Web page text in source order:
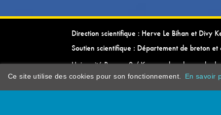
Direction scientifique : Herve Le Bihan et Divy
Soutien scientifique : Département de breton et
Université Rennes 2 / Kevrenn brezhoneg ha
Ce site utilise des cookies pour son fonctionnement. En savoir